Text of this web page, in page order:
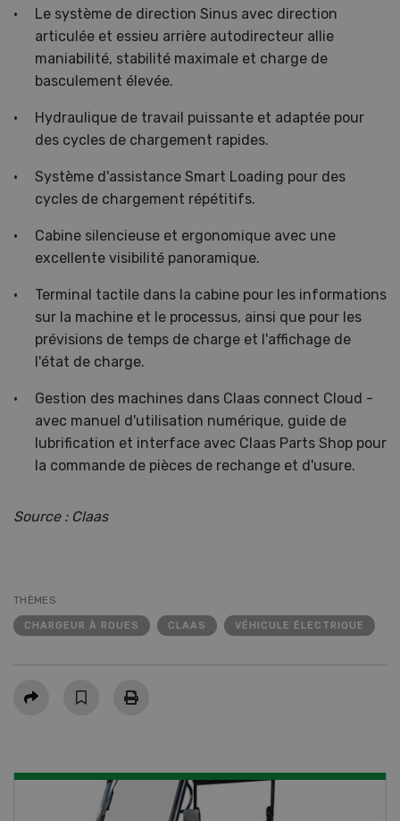
Le système de direction Sinus avec direction
articulée et essieu arrière autodirecteur allie
maniabilité, stabilité maximale et charge de
basculement élevée.
Hydraulique de travail puissante et adaptée pour
des cycles de chargement rapides.
Système d'assistance Smart Loading pour des
cycles de chargement répétitifs.
Cabine silencieuse et ergonomique avec une
excellente visibilité panoramique.
Terminal tactile dans la cabine pour les informations
sur la machine et le processus, ainsi que pour les
prévisions de temps de charge et l'affichage de
l'état de charge.
Gestion des machines dans Claas connect Cloud -
avec manuel d'utilisation numérique, guide de
lubrification et interface avec Claas Parts Shop pour
la commande de pièces de rechange et d'usure.
Source : Claas
THÈMES
CHARGEUR À ROUES CLAAS VÉHICULE ÉLECTRIQUE
Partager